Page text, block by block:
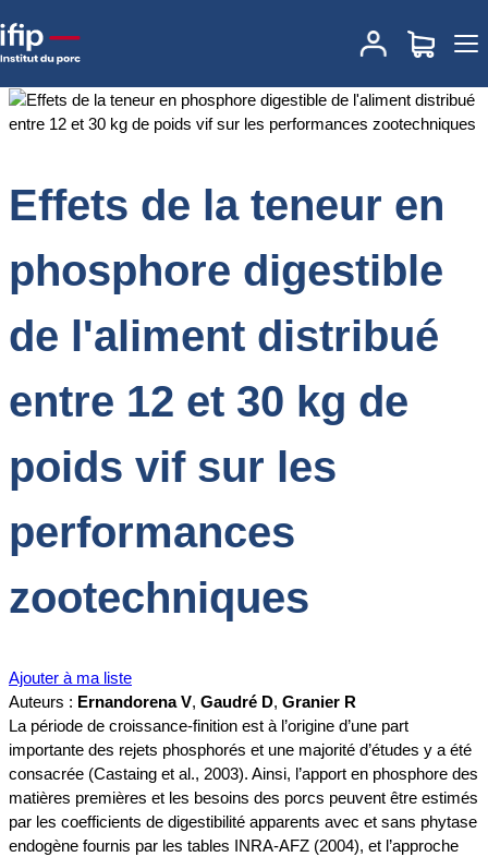
Accueil
Effets de la teneur en phosphore
digestible de l'aliment distribué entre 12 et 30 kg de poids vif sur
Effets de la teneur en
phosphore digestible
de l'aliment distribué
entre 12 et 30 kg de
poids vif sur les
performances
zootechniques
Ajouter à ma liste
Auteurs : Ernandorena V, Gaudré D, Granier R
La période de croissance-finition est à l’origine d’une part
importante des rejets phosphorés et une majorité d’études y a été
consacrée (Castaing et al., 2003). Ainsi, l’apport en phosphore des
matières premières et les besoins des porcs peuvent être estimés
par les coefficients de digestibilité apparents avec et sans phytase
endogène fournis par les tables INRA-AFZ (2004), et l’approche